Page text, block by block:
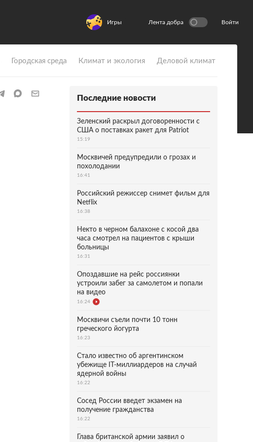
Игры Лента добра Войти
Городская среда Климат и экология Деловой климат
Последние новости
Зеленский раскрыл договоренности с
США о поставках ракет для Patriot
15:19
Москвичей предупредили о грозах и
похолодании
16:41
Российский режиссер снимет фильм для
Netflix
16:38
Некто в черном балахоне с косой два
часа смотрел на пациентов с крыши
больницы
16:31
Опоздавшие на рейс россиянки
устроили забег за самолетом и попали
на видео
16:24
Москвичи съели почти 10 тонн
греческого йогурта
16:23
Стало известно об аргентинском
убежище IT-миллиардеров на случай
ядерной войны
16:22
Сосед России введет экзамен на
получение гражданства
16:22
Глава британской армии заявил о